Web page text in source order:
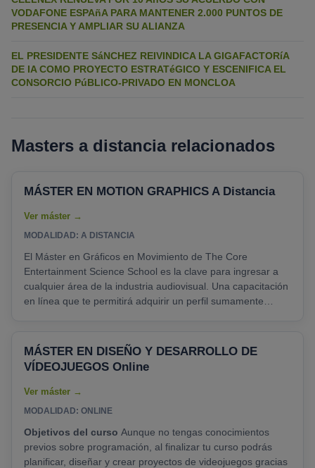
VODAFONE ESPAñA PARA MANTENER 2.000 PUNTOS DE
PRESENCIA Y AMPLIAR SU ALIANZA
EL PRESIDENTE SáNCHEZ REIVINDICA LA GIGAFACTORíA
DE IA COMO PROYECTO ESTRATéGICO Y ESCENIFICA EL
CONSORCIO PúBLICO-PRIVADO EN MONCLOA
Masters a distancia relacionados
MÁSTER EN MOTION GRAPHICS A Distancia
MODALIDAD: A DISTANCIA
El Máster en Gráficos en Movimiento de The Core
Entertainment Science School es la clave para ingresar a
cualquier área de la industria audiovisual. Una capacitación
en línea que te permitirá adquirir un perfil sumamente
e imagen, así como de animación. Cine, televisión, series y
otros sectores relacionados con el entretenimiento
MÁSTER EN DISEÑO Y DESARROLLO DE
VÍDEOJUEGOS Online
MODALIDAD: ONLINE
Objetivos del curso
previos sobre programación, al finalizar tu curso podrás
planificar, diseñar y crear proyectos de videojuegos gracias